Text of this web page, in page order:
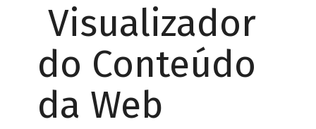
Visualizador
do Conteúdo
da Web